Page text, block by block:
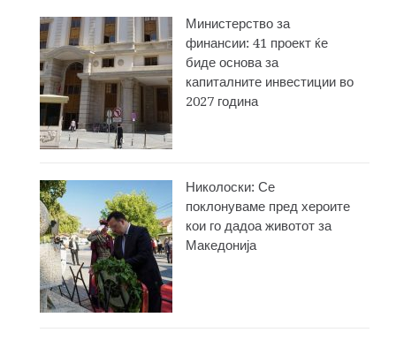
Министерство за
финансии: 41 проект ќе
биде основа за
капиталните инвестиции во
2027 година
Николоски: Се
поклонуваме пред хероите
кои го дадоа животот за
Македонија